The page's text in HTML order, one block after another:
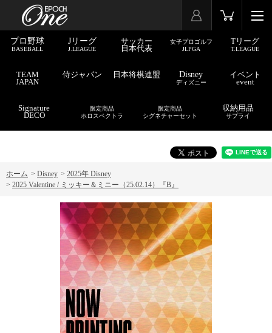
プロ野球
BASEBALL
Jリーグ
J.LEAGUE
サッカー
日本代表
女子プロゴルフ
JLPGA
Tリーグ
T.LEAGUE
TEAM
JAPAN
侍ジャパン 日本将棋連盟 Disney
ディズニー
イベント
event
Signature
DECO
限定商品
ホロスペクトラ
限定商品
シグネチャーセット
収納用品
サプライ
ホーム > Disney > 2025年 Disney
> 2025 Valentine / ミッキー＆ミニー（25.02.14）『B』